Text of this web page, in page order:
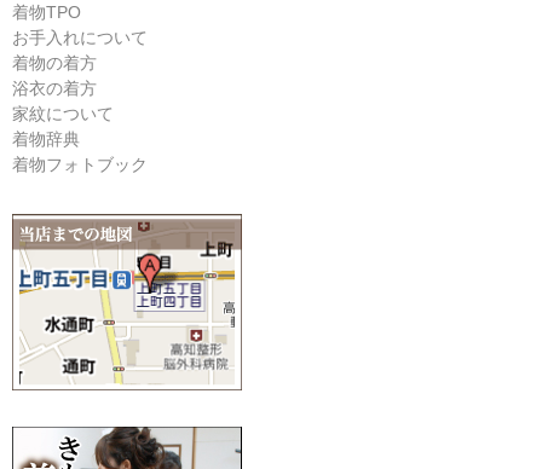
着物TPO
お手入れについて
着物の着方
浴衣の着方
家紋について
着物辞典
着物フォトブック